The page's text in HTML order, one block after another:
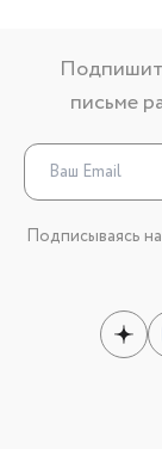
письме
Подписываясь